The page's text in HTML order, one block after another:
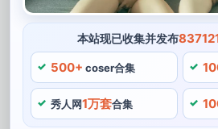
本站现已收集并发布
500+ coser合集
秀人网1万套合集
精髓。出众又独特的cosplay风格
她受到广大动漫迷的爱戴。她的真
身材修长，叉子宝宝都有着难以比
拍摄各种细节与角度不同的照片。
具和表情，除了长相出众。